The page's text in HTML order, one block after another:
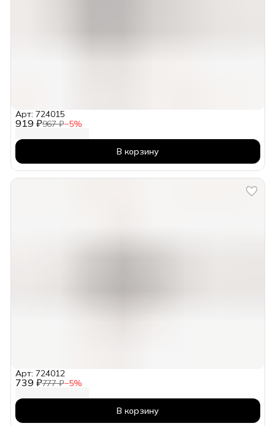
919 ₽967 ₽−5%
Арт: 724015
В корзину
739 ₽777 ₽−5%
Арт: 724012
В корзину